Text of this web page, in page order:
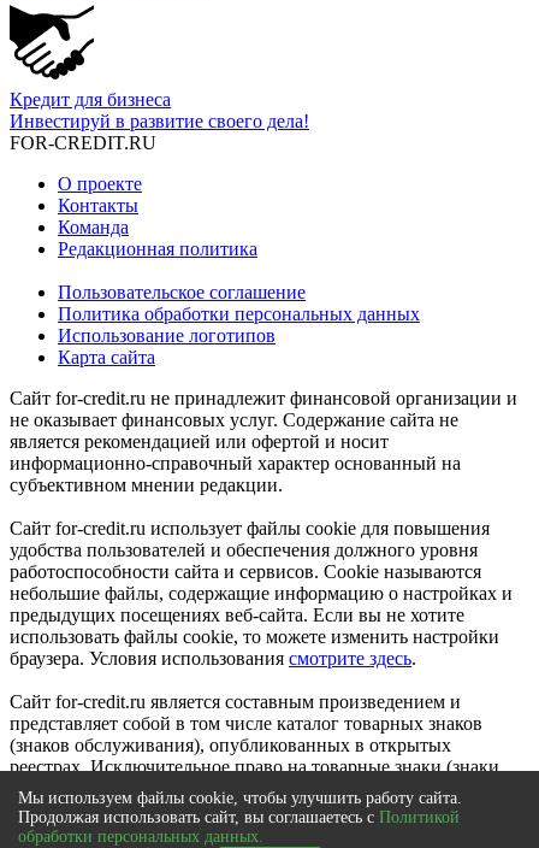
Кредит для бизнеса
Инвестируй в развитие своего дела!
FOR-CREDIT.RU
О проекте
Контакты
Команда
Редакционная политика
Пользовательское соглашение
Политика обработки персональных данных
Использование логотипов
Карта сайта
Сайт for-credit.ru не принадлежит финансовой организации и
не оказывает финансовых услуг. Содержание сайта не
является рекомендацией или офертой и носит
информационно-справочный характер основанный на
субъективном мнении редакции.
Сайт for-credit.ru использует файлы cookie для повышения
удобства пользователей и обеспечения должного уровня
работоспособности сайта и сервисов. Cookie называются
небольшие файлы, содержащие информацию о настройках и
предыдущих посещениях веб-сайта. Если вы не хотите
использовать файлы cookie, то можете изменить настройки
браузера. Условия использования смотрите здесь.
Сайт for-credit.ru является составным произведением и
представляет собой в том числе каталог товарных знаков
(знаков обслуживания), опубликованных в открытых
реестрах. Исключительное право на товарные знаки (знаки
обслуживания) принадлежат их правообладателям.
© 2012-2021
Выберите город| Вся Россия
Мы используем файлы cookie, чтобы улучшить работу сайта.
Продолжая использовать сайт, вы соглашаетесь с Политикой
обработки персональных данных.